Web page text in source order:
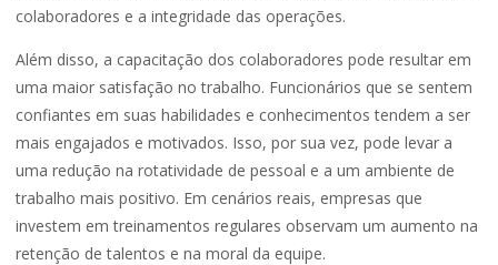
colaboradores e a integridade das operações.
Além disso, a capacitação dos colaboradores pode resultar em
uma maior satisfação no trabalho. Funcionários que se sentem
confiantes em suas habilidades e conhecimentos tendem a ser
mais engajados e motivados. Isso, por sua vez, pode levar a
uma redução na rotatividade de pessoal e a um ambiente de
trabalho mais positivo. Em cenários reais, empresas que
investem em treinamentos regulares observam um aumento na
retenção de talentos e na moral da equipe.